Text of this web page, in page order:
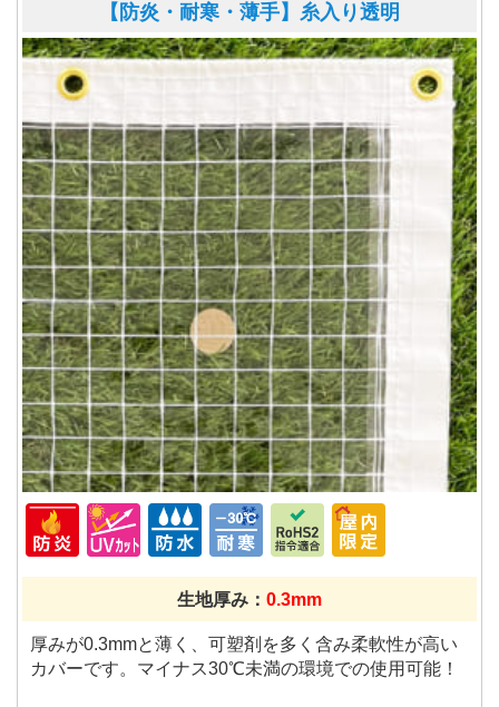
【防炎・耐寒・薄手】糸入り透明
生地厚み： 0.3mm
厚みが0.3mmと薄く、可塑剤を多く含み柔軟性が高い
カバーです。マイナス30℃未満の環境での使用可能！